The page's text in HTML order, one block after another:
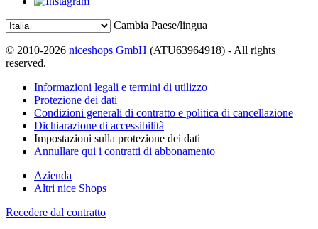
Cambia Paese/lingua
© 2010-2026 niceshops GmbH (ATU63964918) - All rights
reserved.
Informazioni legali e termini di utilizzo
Protezione dei dati
Condizioni generali di contratto e politica di cancellazione
Dichiarazione di accessibilità
Impostazioni sulla protezione dei dati
Annullare qui i contratti di abbonamento
Azienda
Altri nice Shops
Recedere dal contratto